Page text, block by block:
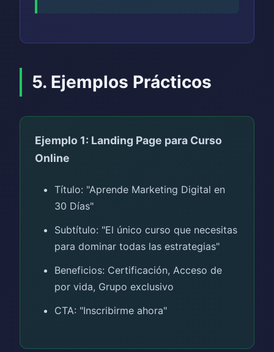
5. Ejemplos Prácticos
Ejemplo 1: Landing Page para Curso
Online
Título: "Aprende Marketing Digital en
30 Días"
Subtítulo: "El único curso que necesitas
para dominar todas las estrategias"
Beneficios: Certificación, Acceso de
por vida, Grupo exclusivo
CTA: "Inscribirme ahora"